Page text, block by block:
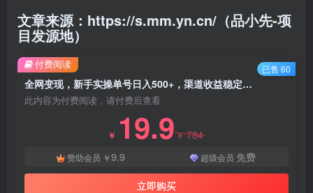
文章来源：https://s.mm.yn.cn/（品小先-项
目发源地）
全网变现，新手实操单号日入500+，渠道收益稳定，批量放大 - 资源之家
此内容为付费阅读，请付费后查看
￥ 19.9￥784
赞助会员 ￥9.9 超级会员 免费
立即购买
付费阅读 已售 60